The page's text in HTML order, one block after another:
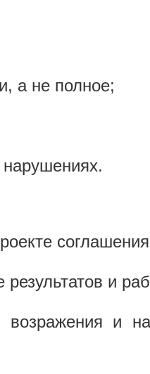
а не полное;
и
возражения и